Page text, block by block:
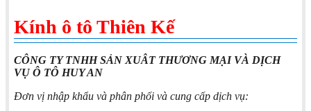
Kính ô tô Thiên Kế
CÔNG TY TNHH SẢN XUÂT THƯƠNG MẠI VÀ DỊCH
VỤ Ô TÔ HUY AN
Đơn vị nhập khẩu và phân phối và cung cấp dịch vụ: